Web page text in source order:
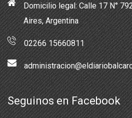
Domicilio legal: Calle 17 N°
Aires, Argentina
02266 15660811
Seguinos en Facebook